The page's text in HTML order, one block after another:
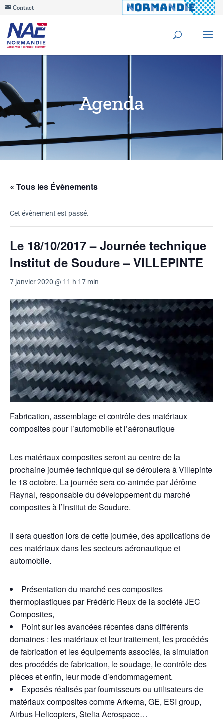
Contact
Agenda
« Tous les Évènements
Cet évènement est passé.
Le 18/10/2017 – Journée technique
Institut de Soudure – VILLEPINTE
7 janvier 2020 @ 11 h 17 min
Fabrication, assemblage et contrôle des matériaux
composites pour l’automobile et l’aéronautique
Les matériaux composites seront au centre de la
prochaine journée technique qui se déroulera à Villepinte
le 18 octobre. La journée sera co-animée par Jérôme
Raynal, responsable du développement du marché
composites à l’Institut de Soudure.
Il sera question lors de cette journée, des applications de
ces matériaux dans les secteurs aéronautique et
automobile.
Présentation du marché des composites
thermoplastiques par Frédéric Reux de la société JEC
Composites,
Point sur les avancées récentes dans différents
domaines : les matériaux et leur traitement, les procédés
de fabrication et les équipements associés, la simulation
des procédés de fabrication, le soudage, le contrôle des
pièces et enfin, leur mode d’endommagement.
Exposés réalisés par fournisseurs ou utilisateurs de
matériaux composites comme Arkema, GE, ESI group,
Airbus Helicopters, Stelia Aerospace…